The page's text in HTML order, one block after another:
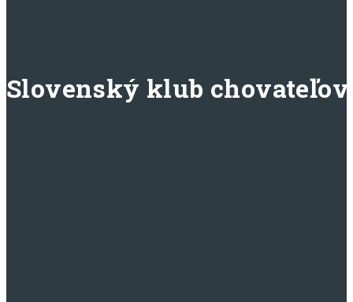
Slovenský klub